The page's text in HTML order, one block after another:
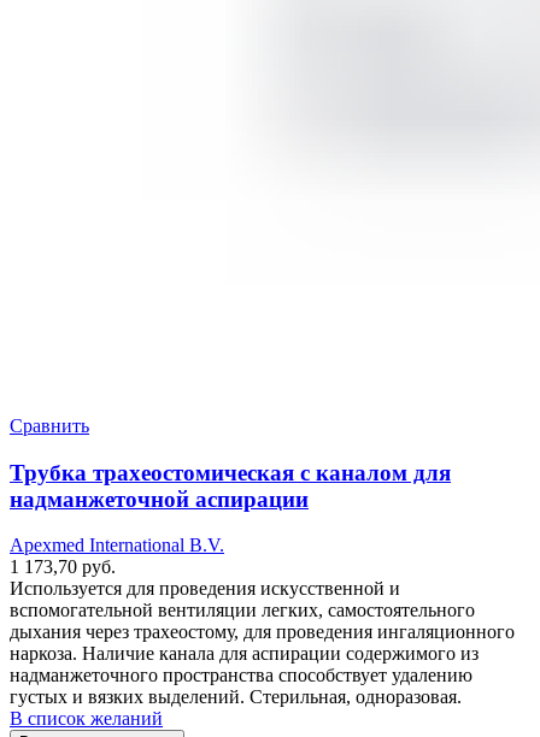
Сравнить
Трубка трахеостомическая с каналом для
надманжеточной аспирации
Apexmed International B.V.
1 173,70 руб.
Используется для проведения искусственной и
вспомогательной вентиляции легких, самостоятельного
дыхания через трахеостому, для проведения ингаляционного
наркоза. Наличие канала для аспирации содержимого из
надманжеточного пространства способствует удалению
густых и вязких выделений. Стерильная, одноразовая.
В список желаний